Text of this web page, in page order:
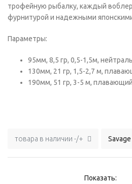
трофейную рыбалку, каждый
фурнитурой и надежными
Параметры:
95мм, 8,5 гр, 0,5-1,5м,
130мм, 21 гр, 1,5-2,7 м,
190мм, 51 гр, 3-5 м,
товара в наличии -/+
Показать: